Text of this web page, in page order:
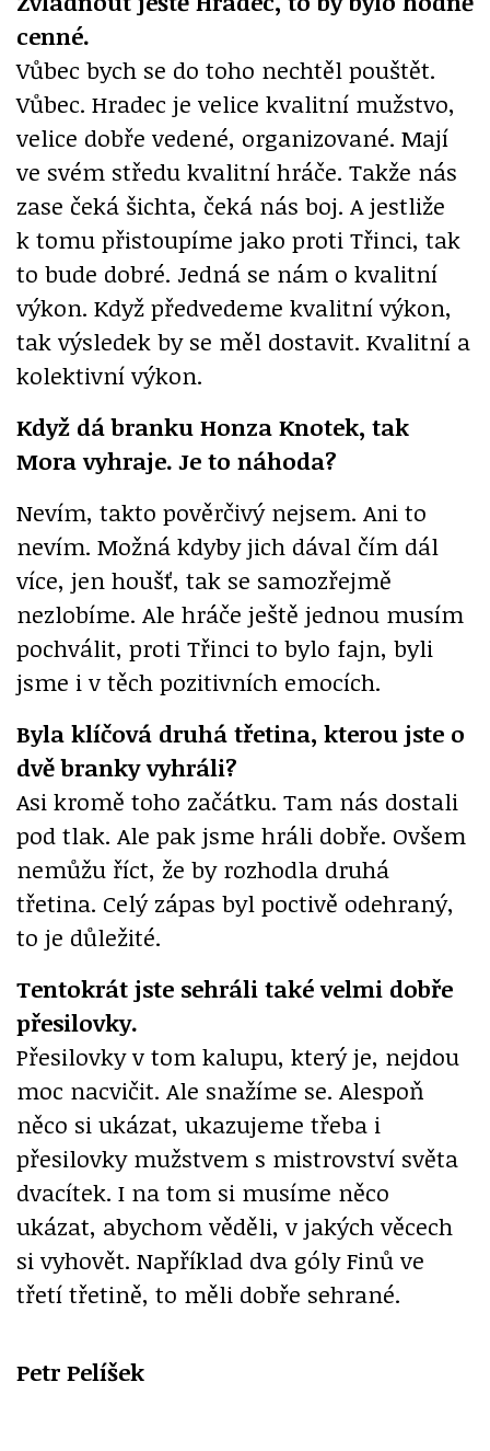
cenné.
Vůbec bych se do toho nechtěl pouštět.
Vůbec. Hradec je velice kvalitní mužstvo,
velice dobře vedené, organizované. Mají
ve svém středu kvalitní hráče. Takže nás
zase čeká šichta, čeká nás boj. A jestliže
k tomu přistoupíme jako proti Třinci, tak
to bude dobré. Jedná se nám o kvalitní
výkon. Když předvedeme kvalitní výkon,
tak výsledek by se měl dostavit. Kvalitní a
kolektivní výkon.
Když dá branku Honza Knotek, tak
Mora vyhraje. Je to náhoda?
Nevím, takto pověrčivý nejsem. Ani to
nevím. Možná kdyby jich dával čím dál
více, jen houšť, tak se samozřejmě
nezlobíme. Ale hráče ještě jednou musím
pochválit, proti Třinci to bylo fajn, byli
jsme i v těch pozitivních emocích.
Byla klíčová druhá třetina, kterou jste o
dvě branky vyhráli?
Asi kromě toho začátku. Tam nás dostali
pod tlak. Ale pak jsme hráli dobře. Ovšem
nemůžu říct, že by rozhodla druhá
třetina. Celý zápas byl poctivě odehraný,
to je důležité.
Tentokrát jste sehráli také velmi dobře
přesilovky.
Přesilovky v tom kalupu, který je, nejdou
moc nacvičit. Ale snažíme se. Alespoň
něco si ukázat, ukazujeme třeba i
přesilovky mužstvem s mistrovství světa
dvacítek. I na tom si musíme něco
ukázat, abychom věděli, v jakých věcech
si vyhovět. Například dva góly Finů ve
třetí třetině, to měli dobře sehrané.
Petr Pelíšek